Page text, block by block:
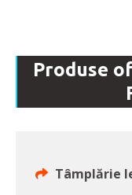
Produse
Tâmplărie